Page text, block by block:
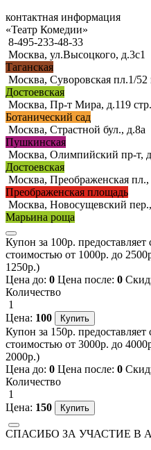
контактная информация
«Театр Комедии»
8-495-233-48-33
Москва, ул.Высоцкого, д.3с1
Таганская
Москва, Суворовская пл.1/52
Достоевская
Москва, Пр-т Мира, д.119
Ботанический сад
Москва, Страстной бул., д.8а
Пушкинская
Москва, Олимпийский пр-т,
Достоевская
Москва, Преображенская пл.,
Преображенская площадь
Москва, Новосущевский пер.,
Марьина роща
Купон за 100р.
стоимостью от 1000р. до
1250р.)
Цена до: 0 Цена после: 0
Количество
1
Цена: 100
Купон за 150р.
стоимостью от 3000р. до
2000р.)
Цена до: 0 Цена после: 0
Количество
1
Цена: 150
СПАСИБО ЗА УЧАСТИЕ В